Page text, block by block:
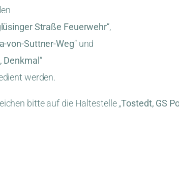
Straße Feuerwehr“,
von-Suttner-Weg“ und
Denkmal“
werden.
bitte auf die Haltestelle „Tostedt, GS